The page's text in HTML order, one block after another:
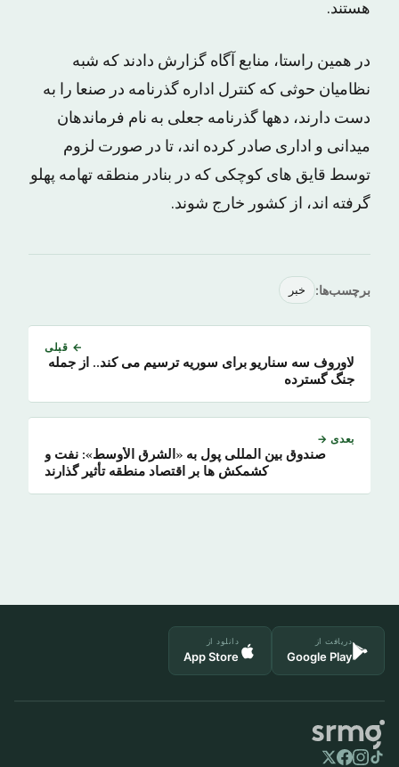
هستند.
در همین راستا، منابع آگاه گزارش دادند که شبه
نظامیان حوثی که کنترل اداره گذرنامه در صنعا را به
دست دارند، دهها گذرنامه جعلی به نام فرماندهان
میدانی و اداری صادر کرده اند، تا در صورت لزوم
توسط قایق های کوچکی که در بنادر منطقه تهامه پهلو
گرفته اند، از کشور خارج شوند.
برچسب‌ها: خبر
← قبلی
لاوروف سه سناریو برای سوریه ترسیم می کند.. از جمله
جنگ گسترده
بعدی →
صندوق بین المللی پول به «الشرق الأوسط»: نفت و
کشمکش ها بر اقتصاد منطقه تأثیر گذارند
دریافت از
Google Play
دانلود از
App Store